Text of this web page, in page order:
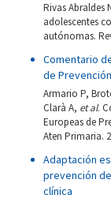
Rivas Abraldes
adolescentes
autónomas.
Comentario
de
Armario P,
Clarà A, et al.
Europeas de
Aten Primaria.
Adaptación
prevención
clínica